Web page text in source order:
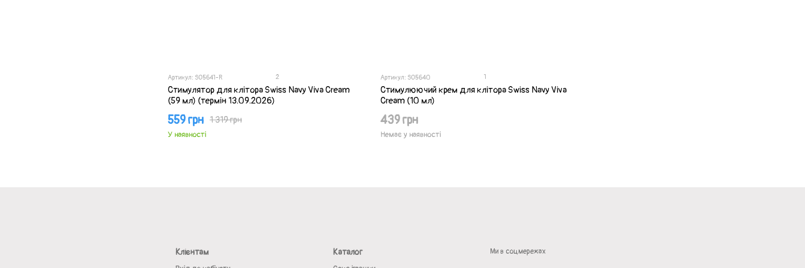
Артикул: SO5641-R 2
Стимулятор для клітора Swiss Navy Viva Cream
(59 мл) (термін 13.09.2026)
1 319 грн
559 грн
У наявності
Артикул: SO5640 1
Стимулюючий крем для клітора Swiss Navy Viva
Cream (10 мл)
439 грн
Немає у наявності
Клієнтам Каталог Ми в соцмережах